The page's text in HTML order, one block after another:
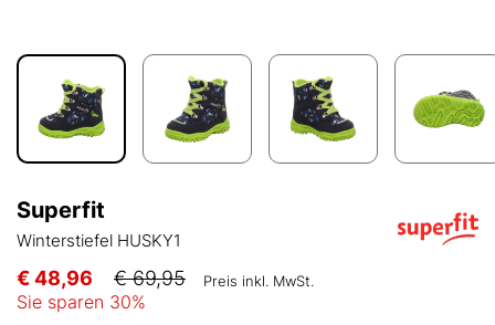
Superfit
Winterstiefel HUSKY1
€ 48,96 € 69,95 Preis inkl. MwSt.
Sie sparen 30%